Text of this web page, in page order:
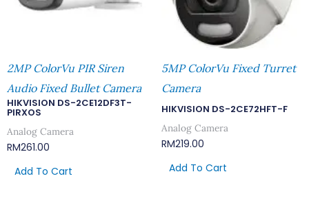
2MP ColorVu PIR Siren
Audio Fixed Bullet Camera
HIKVISION DS-2CE12DF3T-
PIRXOS
Analog Camera
RM261.00
Add To Cart
5MP ColorVu Fixed Turret
Camera
HIKVISION DS-2CE72HFT-F
Analog Camera
RM219.00
Add To Cart